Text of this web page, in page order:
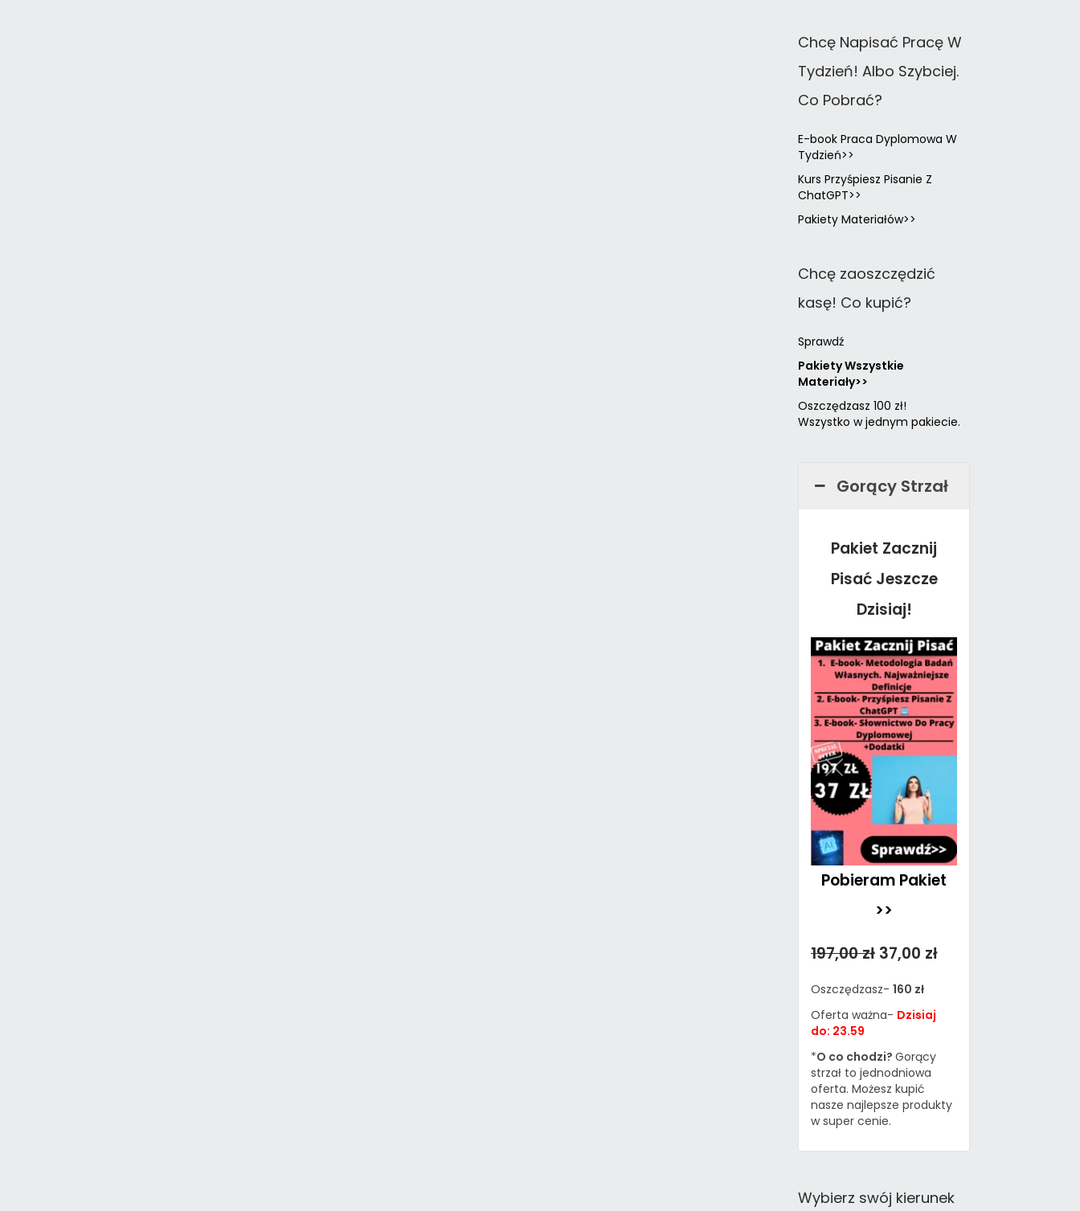
Chcę Napisać Pracę W
Tydzień! Albo Szybciej.
Co Pobrać?
E-book Praca Dyplomowa W
Tydzień>>
Kurs Przyśpiesz Pisanie Z
ChatGPT>>
Pakiety Materiałów>>
Chcę zaoszczędzić
kasę! Co kupić?
Sprawdź
Pakiety Wszystkie
Materiały>>
Oszczędzasz 100 zł!
Wszystko w jednym pakiecie.
Gorący Strzał
Pakiet Zacznij
Pisać Jeszcze
Dzisiaj!
Pobieram Pakiet
>>
197,00 zł 37,00 zł
Oszczędzasz- 160 zł
Oferta ważna- Dzisiaj
do: 23.59
*O co chodzi? Gorący
strzał to jednodniowa
oferta. Możesz kupić
nasze najlepsze produkty
w super cenie.
Wybierz swój kierunek